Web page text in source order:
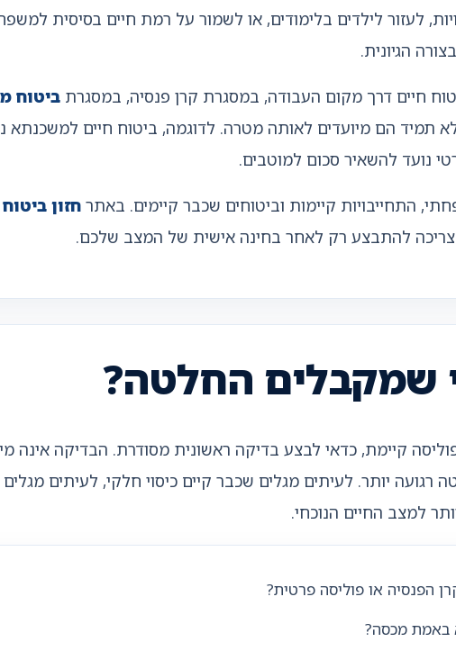
לעזור לילדים בלימודים, או לשמור על רמת חיים בסיסית
הגיונית.
חיים דרך מקום העבודה, במסגרת קרן פנסיה, במסגרת ביטוח
תמיד הם מיועדים לאותה מטרה. לדוגמה, ביטוח חיים למשכנתא
נועד להשאיר סכום למוטבים.
התחייבויות קיימות וביטוחים שכבר קיימים. באתר חזון
צריכה להתבצע רק לאחר בחינה אישית של המצב שלכם.
שמקבלים החלטה?
קיימת, כדאי לבצע בדיקה ראשונית מסודרת. הבדיקה אינה
יותר. לעיתים מגלים שכבר קיים כיסוי חלקי, לעיתים מגלים
למצב החיים הנוכחי.
הפנסיה או פוליסה פרטית?
באמת מכסה?